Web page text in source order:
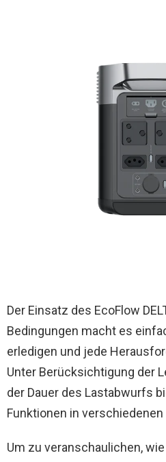
Der Einsatz des EcoFlow
Bedingungen macht es
erledigen und jede
Unter Berücksichtigung der
der Dauer des Lastabwurfs
Funktionen in
Um zu veranschaulichen,